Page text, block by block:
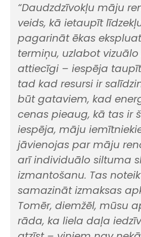
“Daudzdzīvokļu māju
veids, kā ietaupīt
pagarināt ēkas
termiņu, uzlabot vizuālo
attiecīgi – iespēja
tad kad resursi ir
būt gataviem, kad
cenas pieaug, kā tas ir
iespēja, māju
jāvienojas par māju
arī individuālo siltuma
izmantošanu. Tas
samazināt izmaksas
Tomēr, diemžēl, mūsu
rāda, ka liela daļa